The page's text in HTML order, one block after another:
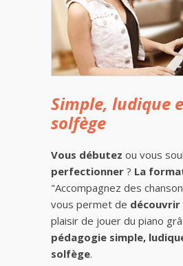
Simple, ludique
solfège
Vous débutez ou vous
perfectionner ? La
"Accompagnez des
vous permet de
plaisir de jouer du piano
pédagogie simple,
solfège.